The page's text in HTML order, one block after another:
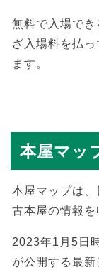
無料で入場で
ざ入場料を払
ます。
本屋マッ
本屋マップは、
古本屋の情報を
2023年1月5日
が公開する最新